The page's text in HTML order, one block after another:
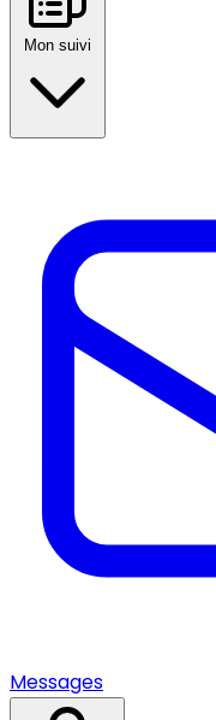
Mon suivi
Messages